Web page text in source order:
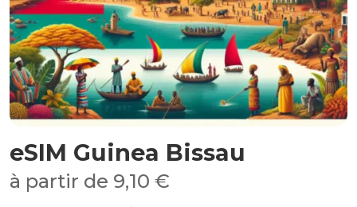
eSIM Guinea Bissau
à partir de 9,10 €